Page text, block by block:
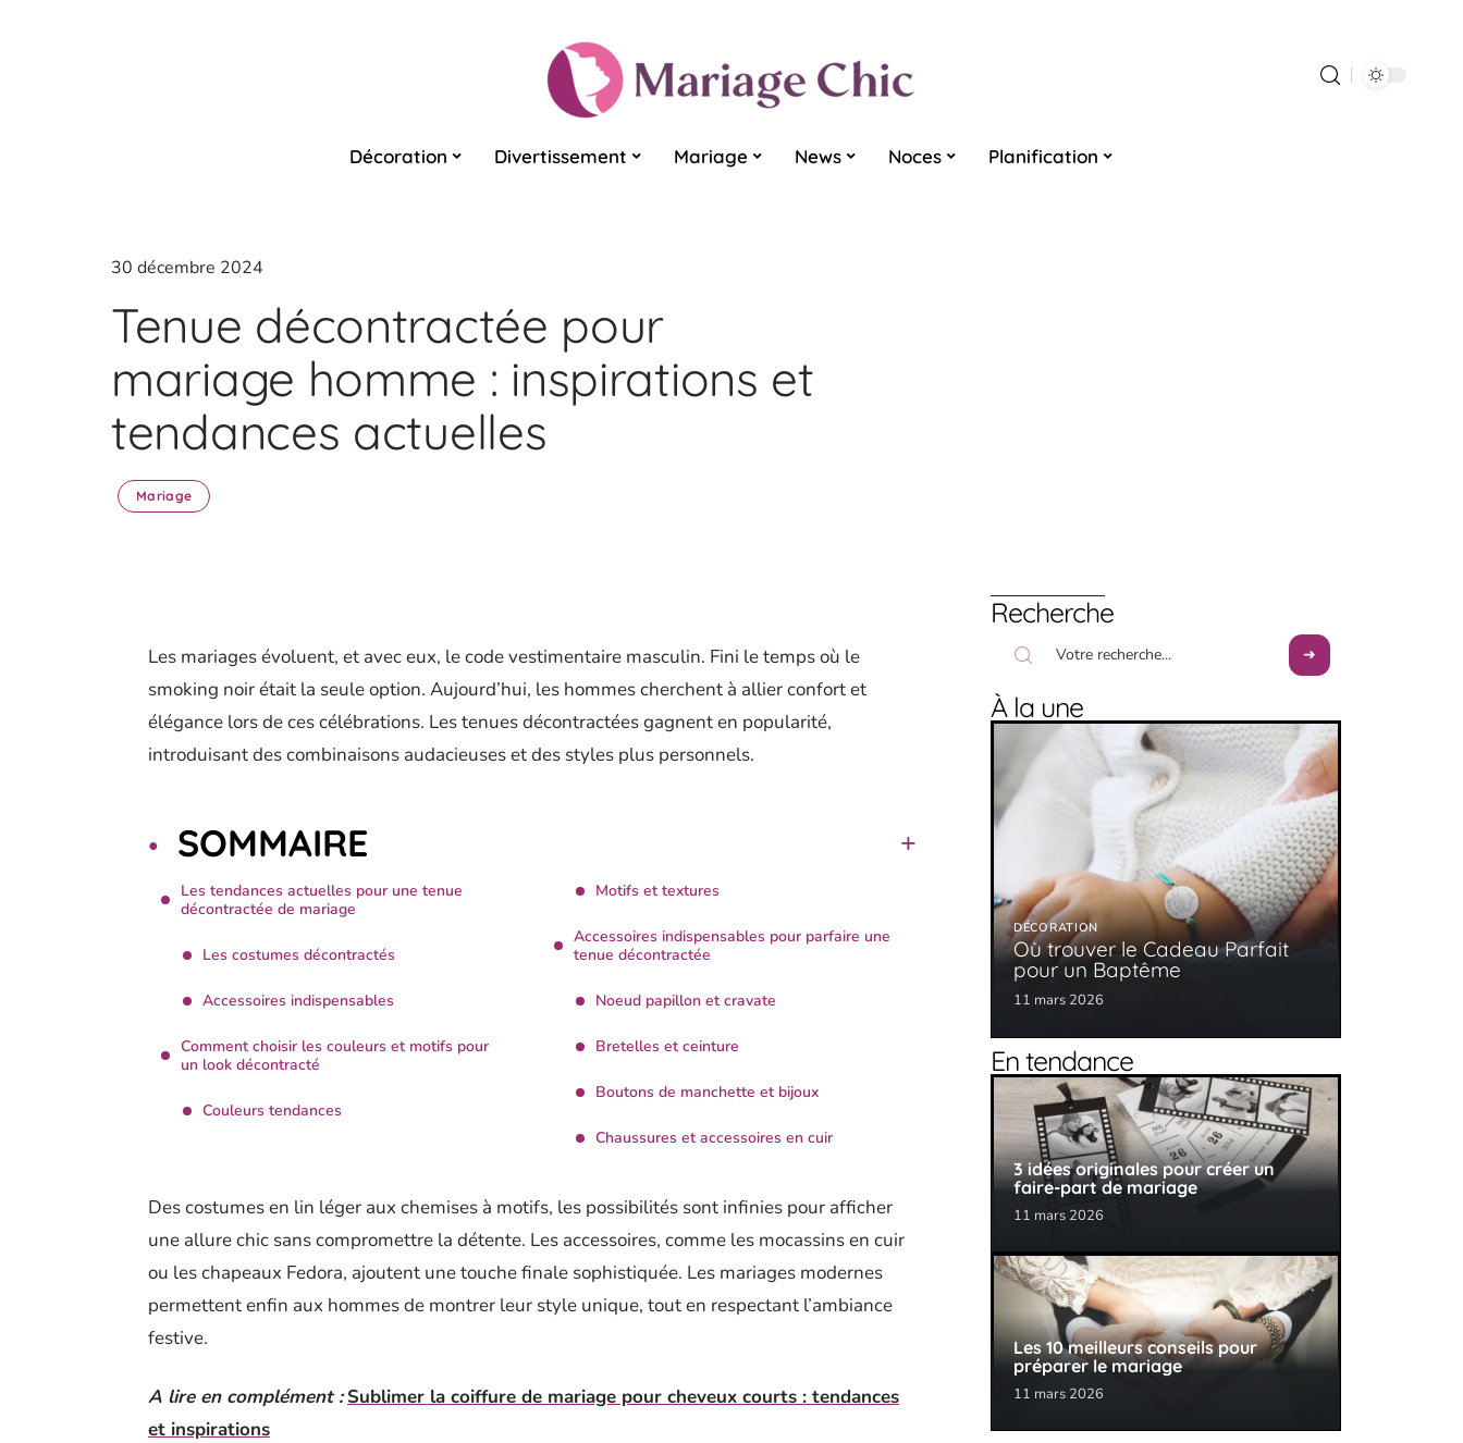
Décoration Divertissement Mariage News Noces Planification
30 décembre 2024
Tenue décontractée pour
mariage homme : inspirations et
tendances actuelles
Mariage
Les mariages évoluent, et avec eux, le code vestimentaire masculin. Fini le temps où le
smoking noir était la seule option. Aujourd’hui, les hommes cherchent à allier confort et
élégance lors de ces célébrations. Les tenues décontractées gagnent en popularité,
introduisant des combinaisons audacieuses et des styles plus personnels.
SOMMAIRE
Les tendances actuelles pour une tenue
décontractée de mariage
Les costumes décontractés
Accessoires indispensables
Comment choisir les couleurs et motifs pour
un look décontracté
Couleurs tendances
Motifs et textures
Accessoires indispensables pour parfaire une
tenue décontractée
Noeud papillon et cravate
Bretelles et ceinture
Boutons de manchette et bijoux
Chaussures et accessoires en cuir
Des costumes en lin léger aux chemises à motifs, les possibilités sont infinies pour afficher
une allure chic sans compromettre la détente. Les accessoires, comme les mocassins en cuir
ou les chapeaux Fedora, ajoutent une touche finale sophistiquée. Les mariages modernes
permettent enfin aux hommes de montrer leur style unique, tout en respectant l’ambiance
festive.
A lire en complément : Sublimer la coiffure de mariage pour cheveux courts : tendances
et inspirations
Recherche
À la une
DÉCORATION
Où trouver le Cadeau Parfait
pour un Baptême
11 mars 2026
En tendance
3 idées originales pour créer un
faire-part de mariage
11 mars 2026
Les 10 meilleurs conseils pour
préparer le mariage
11 mars 2026